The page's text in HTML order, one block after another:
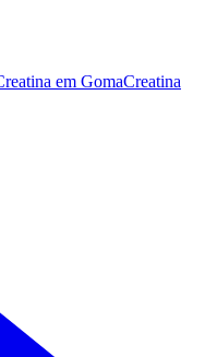
em GomaCreatina